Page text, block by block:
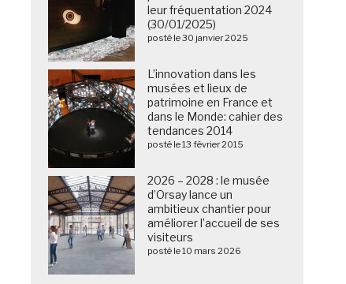
leur fréquentation 2024
(30/01/2025)
posté le 30 janvier 2025
L’innovation dans les
musées et lieux de
patrimoine en France et
dans le Monde: cahier des
tendances 2014
posté le 13 février 2015
2026 – 2028 : le musée
d’Orsay lance un
ambitieux chantier pour
améliorer l’accueil de ses
visiteurs
posté le 10 mars 2026